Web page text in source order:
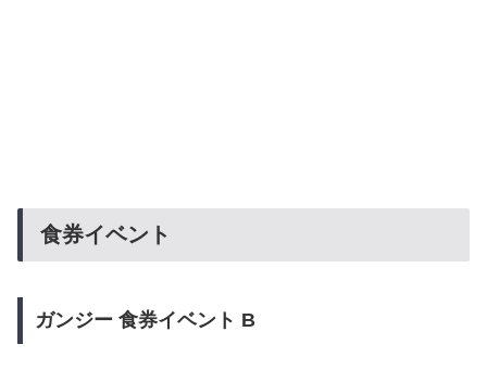
食券イベント
ガンジー 食券イベント B